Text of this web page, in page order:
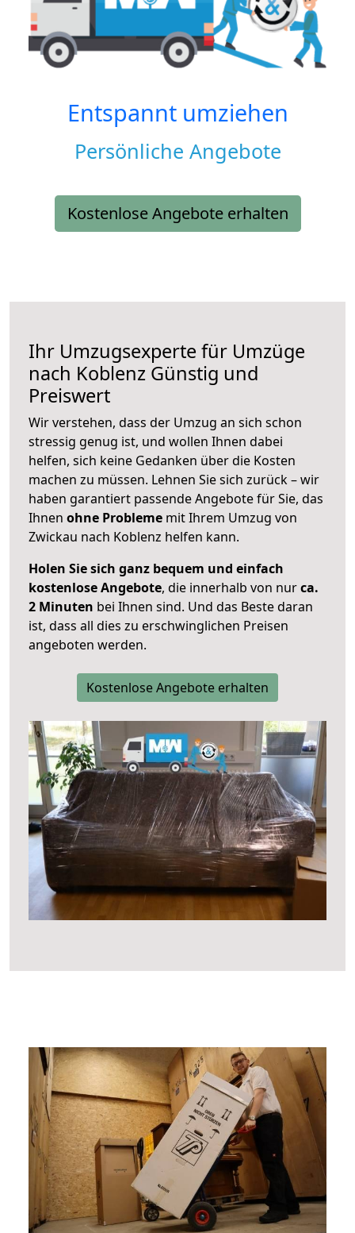
Entspannt umziehen
Persönliche Angebote
Kostenlose Angebote erhalten
Ihr Umzugsexperte für Umzüge
nach Koblenz Günstig und
Preiswert
Wir verstehen, dass der Umzug an sich schon
stressig genug ist, und wollen Ihnen dabei
helfen, sich keine Gedanken über die Kosten
machen zu müssen. Lehnen Sie sich zurück – wir
haben garantiert passende Angebote für Sie, das
Ihnen ohne Probleme mit Ihrem Umzug von
Zwickau nach Koblenz helfen kann.
Holen Sie sich ganz bequem und einfach
kostenlose Angebote, die innerhalb von nurca.
2 Minuten bei Ihnen sind. Und das Beste daran
ist, dass all dies zu erschwinglichen Preisen
angeboten werden.
Kostenlose Angebote erhalten